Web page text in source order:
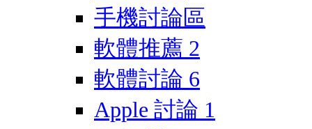
手機討論區
軟體推薦 2
軟體討論 6
Apple 討論 1